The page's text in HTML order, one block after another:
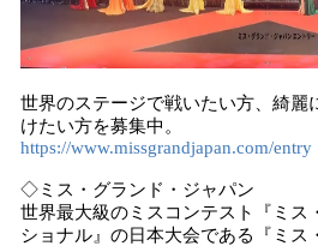
世界のステージで戦いたい方、綺麗
けたい方を募集中。
https://www.missgrandjapan.com/entry
◇ミス・グランド・ジャパン
世界最大級のミスコンテスト『ミス
ショナル』の日本大会である『ミス